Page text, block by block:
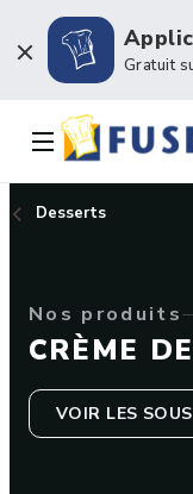
Gratuit
Boulangerie /
Pâtisserie /
Emballage et
Desserts
Nos produits
CRÈME
VOIR LES